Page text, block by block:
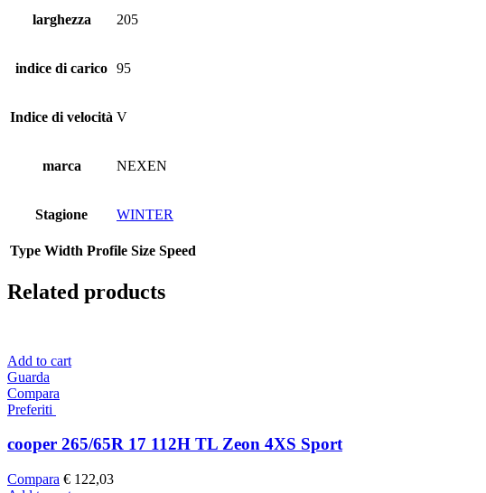
larghezza 205
indice di carico 95
Indice di velocità V
marca NEXEN
Stagione WINTER
Type Width Profile Size Speed
Related products
Add to cart
Guarda
Compara
Preferiti
cooper 265/65R 17 112H TL Zeon 4XS Sport
Compara € 122,03